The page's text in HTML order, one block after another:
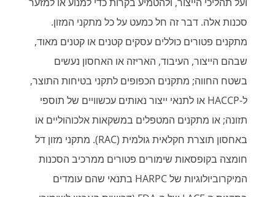
סכנות אלה. דבר זה חל כמעט על כל מתקני המזון.
מתקנים פטורים כוללים עסקים קטנים או קטנים מאוד,
שבהם הייצור, העיבוד, האריזה או האחסון נעשים
בשטח החווה; מתקנים הכפופים לתקני בטיחות התוצר,
ל-HACCP או לתנאי ייצור נאותים עכשוויים של תוספי
תזונה; או מתקנים המטפלים במשקאות אלכוהוליים או
באחסון תוצרת חקלאית גולמית (RAC). מתקני מזון דל
חומצה בקופסאות שימורים פטורים ממרכיב הסכנות
המיקרוביולוגיות של HARPC בתנאי שהם עומדים